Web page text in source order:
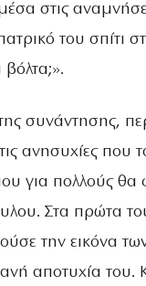
στις
του
συνάντησης,
ανησυχίες που
για πολλούς
Στα πρώτα
την εικόνα
αποτυχία